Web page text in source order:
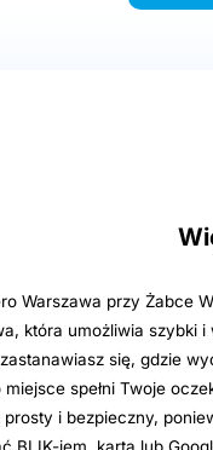
Warszawa przy Żabce
która umożliwia szybki
się, gdzie
spełni Twoje
prosty i bezpieczny,